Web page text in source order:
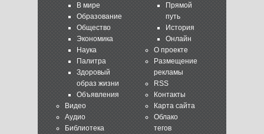
В мире
Образование
Общество
Экономика
Наука
Палитра
Здоровый
образ жизни
Объявления
Видео
Аудио
Библиотека
Прямой
путь
История
Онлайн
О проекте
Размещение
рекламы
RSS
Контакты
Карта сайта
Облако
тегов